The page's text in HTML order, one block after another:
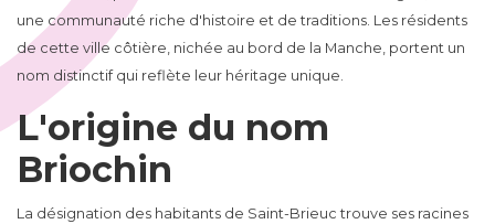
une communauté riche d'histoire et de traditions. Les résidents
de cette ville côtière, nichée au bord de la Manche, portent un
nom distinctif qui reflète leur héritage unique.
L'origine du nom
Briochin
La désignation des habitants de Saint-Brieuc trouve ses racines